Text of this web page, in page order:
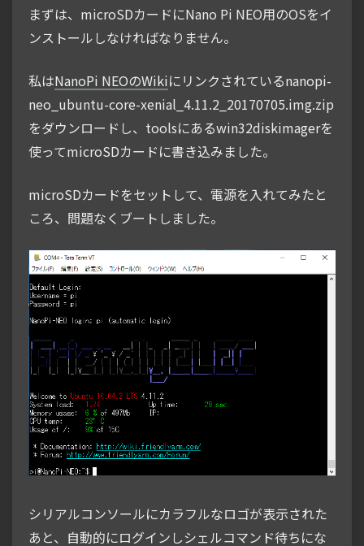
まずは、microSDカードにNano Pi NEO用のOSをイ
ンストールしなければなりません。
私はNanoPi NEOのWikiにリンクされているnanopi-
neo_ubuntu-core-xenial_4.11.2_20170705.img.zip
をダウンロードし、toolsにあるwin32diskimagerを
使ってmicroSDカードに書き込みました。
microSDカードをセットして、電源を入れてみたと
ころ、問題なくブートしました。
シリアルコンソールにカラフルなロゴが表示された
あと、自動的にログインしシェルコマンド待ちにな